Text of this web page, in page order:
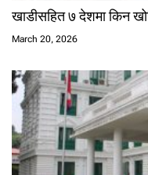
खाडीसहित ७ देशमा किन
March 20, 2026